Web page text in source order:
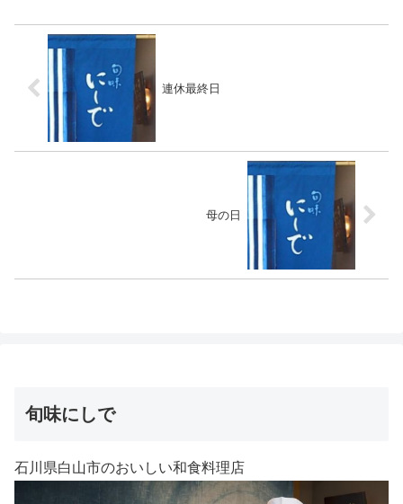
連休最終日
母の日
旬味にしで
石川県白山市のおいしい和食料理店